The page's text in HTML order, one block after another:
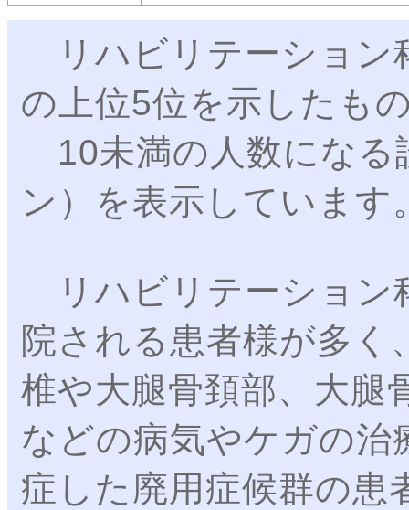
リハビリテーション
の上位5位を示したも
10未満の人数になる
ン）を表示しています
リハビリテーション
院される患者様が多く
椎や大腿骨頚部、大腿
などの病気やケガの治
症した廃用症候群の患